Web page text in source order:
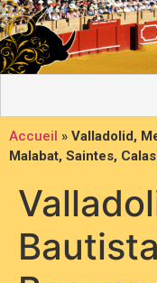
Accueil » Valladolid,
Malabat, Saintes,